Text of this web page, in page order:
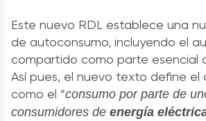
Este nuevo RDL establece una
de autoconsumo, incluyendo el
compartido como parte esencial
Así pues, el nuevo texto define el
como el “consumo por parte de
consumidores de energía